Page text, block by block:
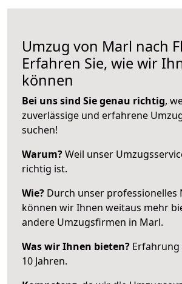
Umzug von Marl nach
Erfahren Sie, wie wir
können
Bei uns sind Sie genau richtig,
zuverlässige und erfahrene
suchen!
Warum?Weil unser
richtig ist.
Wie? Durch unser professionelles
können wir Ihnen weitaus mehr
andere Umzugsfirmen in Marl.
Was wir Ihnen bieten? Erfahrung
10 Jahren.